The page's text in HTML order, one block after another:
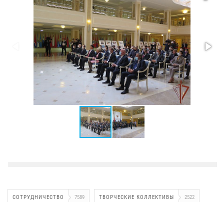
СОТРУДНИЧЕСТВО 7589 ТВОРЧЕСКИЕ КОЛЛЕКТИВЫ 2522